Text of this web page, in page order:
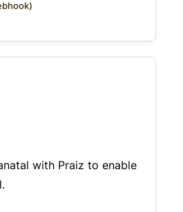
with Praiz to enable